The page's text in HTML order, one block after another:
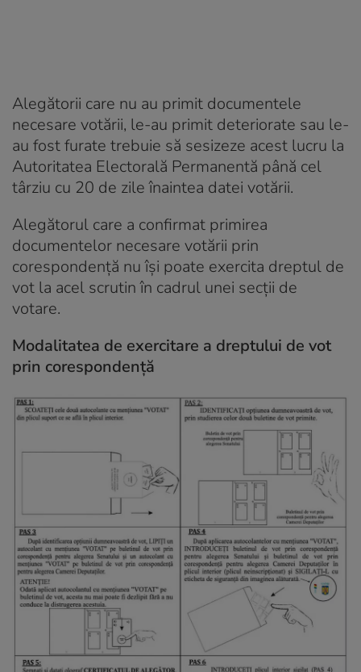
Alegătorii care nu au primit documentele
necesare votării, le-au primit deteriorate sau le-
au fost furate trebuie să sesizeze acest lucru la
Autoritatea Electorală Permanentă până cel
târziu cu 20 de zile înaintea datei votării.
Alegătorul care a confirmat primirea
documentelor necesare votării prin
corespondenţă nu îşi poate exercita dreptul de
vot la acel scrutin în cadrul unei secţii de
votare.
Modalitatea de exercitare a dreptului de vot
prin corespondenţă